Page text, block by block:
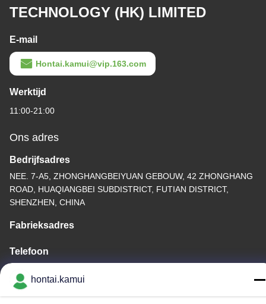
TECHNOLOGY (HK) LIMITED
E-mail
Hontai.kamui@vip.163.com
Werktijd
11:00-21:00
Ons adres
Bedrijfsadres
NEE. 7-A5, ZHONGHANGBEIYUAN GEBOUW, 42 ZHONGHANG
ROAD, HUAQIANGBEI SUBDISTRICT, FUTIAN DISTRICT,
SHENZHEN, CHINA
Fabrieksadres
Telefoon
hontai.kamui